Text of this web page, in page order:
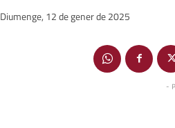
Diumenge, 12 de gener de 2025
-